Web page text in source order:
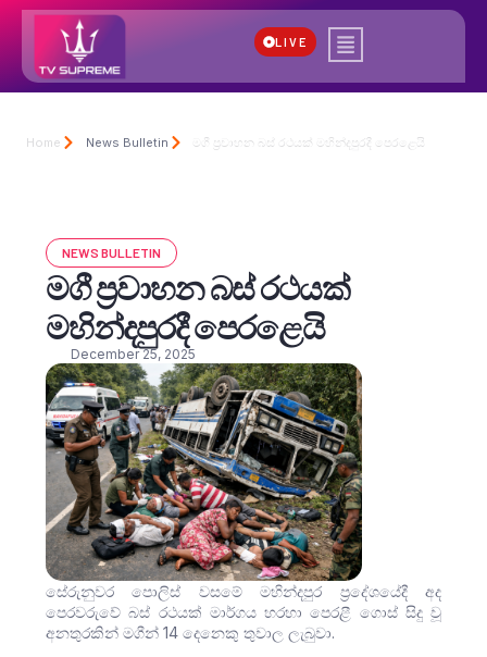
LIVE
Home News Bulletin මගී ප්‍රවාහන බස් රථයක් මහින්දපුරදී පෙරළෙයි
NEWS BULLETIN
මගී ප්‍රවාහන බස් රථයක්
මහින්දපුරදී පෙරළෙයි
December 25, 2025
සේරුනුවර පොලිස් වසමේ මහින්දපුර ප්‍රදේශයේදී අද
පෙරවරුවේ බස් රථයක් මාර්ගය හරහා පෙරළී ගොස් සිදු වූ
අනතුරකින් මගීන් 14 දෙනෙකු තුවාල ලැබුවා.